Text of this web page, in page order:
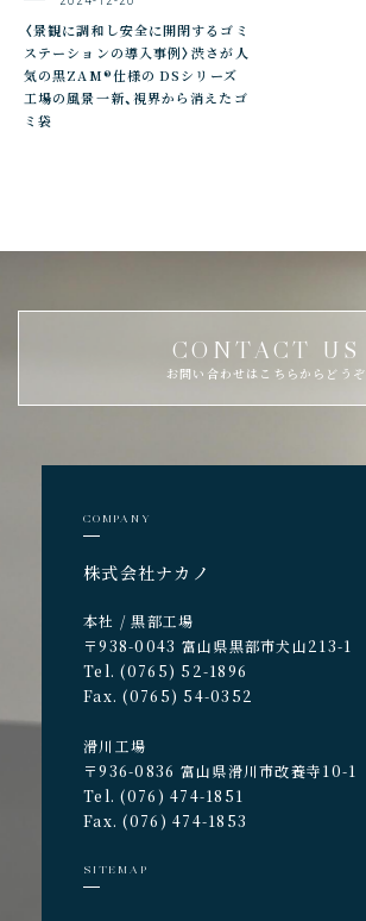
〈景観に調和し安全に開閉するゴミ
ステーションの導入事例〉渋さが人
気の黒ZAM®仕様の DSシリーズ
工場の風景一新、視界から消えたゴ
ミ袋
CONTACT US
お問い合わせはこちらからどうぞ
COMPANY
株式会社ナカノ
本社 / 黒部工場
〒938-0043 富山県黒部市犬山213-1
Tel. (0765) 52-1896
Fax. (0765) 54-0352
滑川工場
〒936-0836 富山県滑川市改養寺10-1
Tel. (076) 474-1851
Fax. (076) 474-1853
SITEMAP